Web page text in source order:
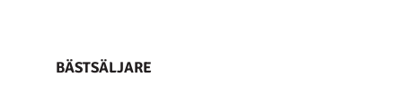
BÄSTSÄLJARE